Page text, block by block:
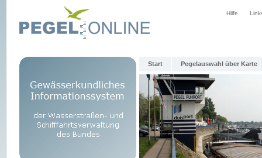
Hilfe
Start Pegelauswahl über Karte